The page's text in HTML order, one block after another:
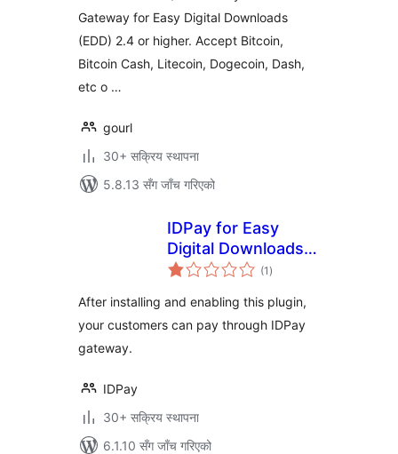
Gateway for Easy Digital Downloads
(EDD) 2.4 or higher. Accept Bitcoin,
Bitcoin Cash, Litecoin, Dogecoin, Dash,
etc o …
gourl
30+ सक्रिय स्थापना
5.8.13 सँग जाँच गरिएको
IDPay for Easy
Digital Downloads
(EDD)
(1 कुल
रेटिङ्गहरू
)
After installing and enabling this plugin,
your customers can pay through IDPay
gateway.
IDPay
30+ सक्रिय स्थापना
6.1.10 सँग जाँच गरिएको